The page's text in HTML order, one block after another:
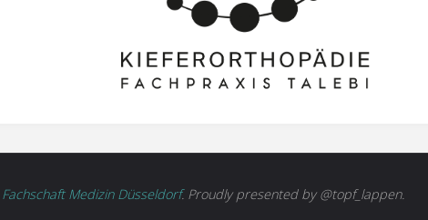
Fachschaft Medizin Düsseldorf. Proudly presented by @topf_lappen.